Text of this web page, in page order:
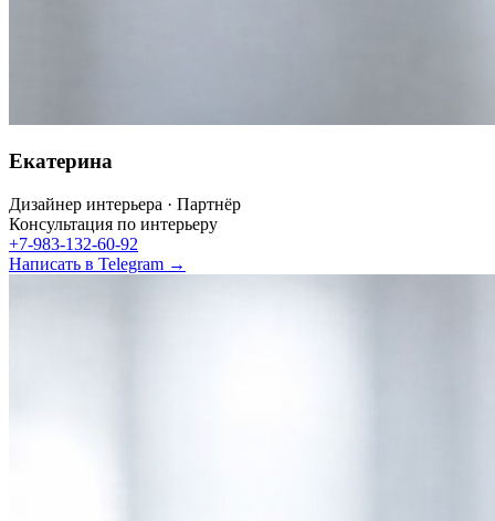
Екатерина
Дизайнер интерьера · Партнёр
Консультация по интерьеру
+7-983-132-60-92
Написать в Telegram →